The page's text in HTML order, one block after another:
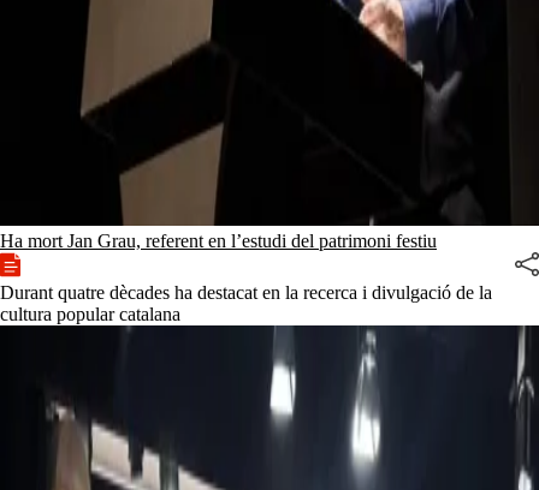
Ha mort Jan Grau, referent en l’estudi del patrimoni festiu
Durant quatre dècades ha destacat en la recerca i divulgació de la
cultura popular catalana